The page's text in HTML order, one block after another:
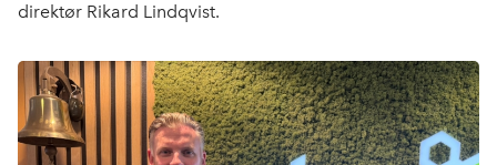
direktør Rikard Lindqvist.